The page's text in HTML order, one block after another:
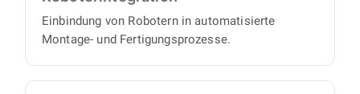
Einbindung von Robotern in automatisierte
Montage- und Fertigungsprozesse.